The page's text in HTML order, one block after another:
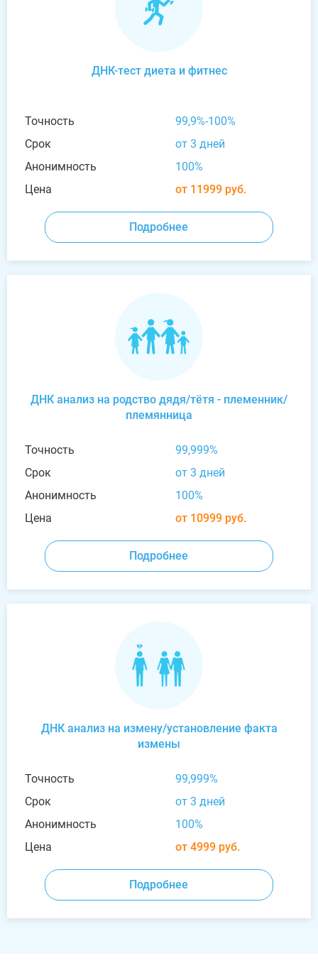
ДНК-тест диета и фитнес
Точность
99,9%-100%
Срок
от 3 дней
Анонимность
100%
Цена
от 11999 руб.
Подробнее
ДНК анализ на родство дядя/тётя - племенник/
племянница
Точность
99,999%
Срок
от 3 дней
Анонимность
100%
Цена
от 10999 руб.
Подробнее
ДНК анализ на измену/установление факта
измены
Точность
99,999%
Срок
от 3 дней
Анонимность
100%
Цена
от 4999 руб.
Подробнее